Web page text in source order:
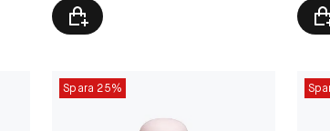
Spara 25%